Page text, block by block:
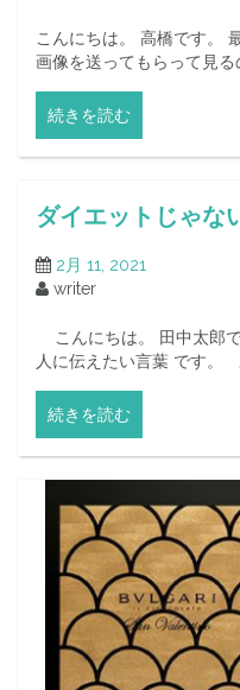
こんにちは。 高橋です。
画像を送ってもらって見る
続きを読む
ダイエットじゃな
2月 11, 2021
writer
こんにちは。 田中太郎
人に伝えたい言葉 です。
続きを読む